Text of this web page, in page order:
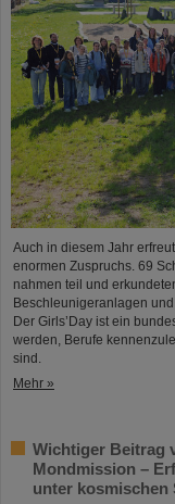
Auch in diesem Jahr
enormen Zuspruchs. 69
nahmen teil und
Beschleunigeranlagen
Der Girls’Day ist ein
werden, Berufe
sind.
Mehr »
Wichtiger Beitrag
Mondmission –
unter kosmischen